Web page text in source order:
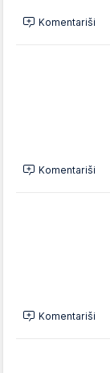
Komentariši
Komentariši
Komentariši